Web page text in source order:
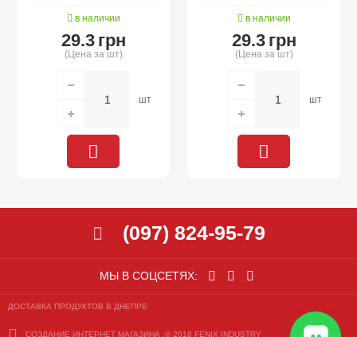
в наличии
29.3 грн
(Цена за шт)
шт
в наличии
29.3 грн
(Цена за шт)
шт
МЫ В СОЦСЕТЯХ:
(097) 824-95-79
ДОСТАВКА ПРОДУКТОВ В ДНЕПРЕ
СОЗДАНИЕ ИНТЕРНЕТ МАГАЗИНА :© 2018 FENIX INDUSTRY